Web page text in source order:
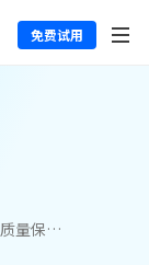
免费试用
量保障